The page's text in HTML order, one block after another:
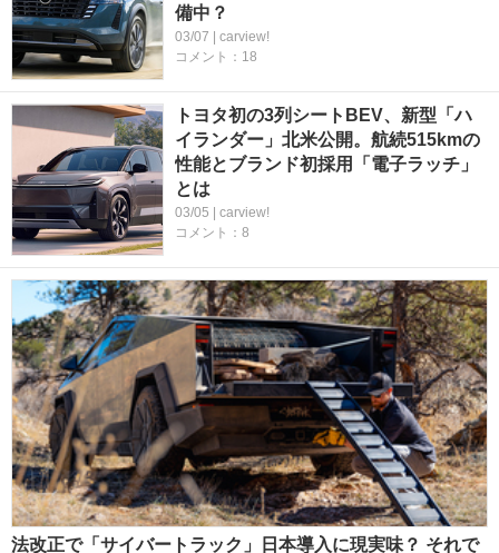
備中？
03/07 | carview!
コメント：18
トヨタ初の3列シートBEV、新型「ハ
イランダー」北米公開。航続515kmの
性能とブランド初採用「電子ラッチ」
とは
03/05 | carview!
コメント：8
法改正で「サイバートラック」日本導入に現実味？ それで